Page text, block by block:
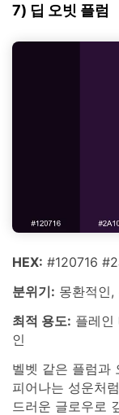
7) 딥 오빗 플럼
HEX: #120716
분위기: 몽환적인,
최적 용도: 플레인
인
벨벳 같은 플럼과
피어나는 성운처
드러운 글로우로